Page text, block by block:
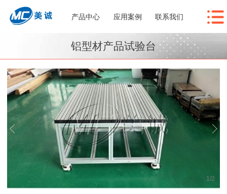
产品中心 应用案例 联系我们
铝型材产品试验台
1 /2